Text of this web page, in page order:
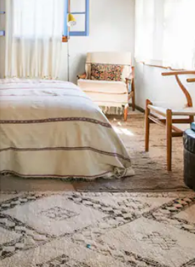
nedåtpilarna eller utforska genom att